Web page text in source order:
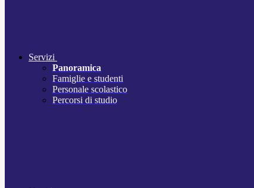
Servizi
Panoramica
Famiglie e studenti
Personale scolastico
Percorsi di studio